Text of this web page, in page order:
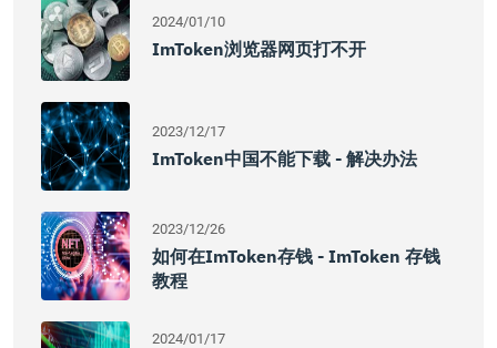
2024/01/10
ImToken浏览器网页打不开
2023/12/17
ImToken中国不能下载 - 解决办法
2023/12/26
如何在imToken存钱 - ImToken 存钱
教程
2024/01/17